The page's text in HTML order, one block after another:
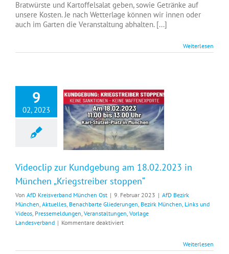
Bratwürste und Kartoffelsalat geben, sowie Getränke auf
unsere Kosten. Je nach Wetterlage können wir innen oder
auch im Garten die Veranstaltung abhalten. [...]
Weiterlesen
9
02, 2023
Videoclip zur Kundgebung am 18.02.2023 in
München „Kriegstreiber stoppen“
Von AfD Kreisverband München Ost | 9. Februar 2023 | AfD Bezirk
München Aktuelles Benachbarte Gliederungen Bezirk München Links und
Videos Pressemeldungen Veranstaltungen Vorlage
Landesverband | Kommentare deaktiviertfür
Kundgebung
Weiterlesen